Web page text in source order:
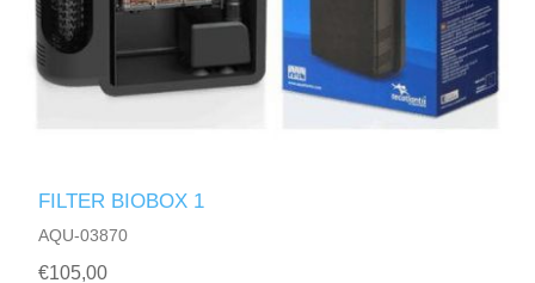
FILTER BIOBOX 1
AQU-03870
€105,00